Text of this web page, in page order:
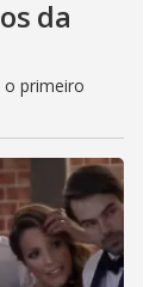
da
primeiro